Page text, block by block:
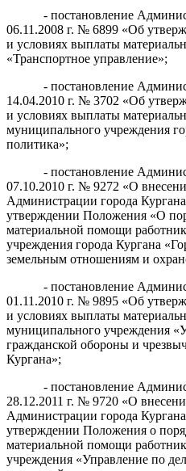
- постановление
06.11.2008 г. № 6899 «Об
и условиях выплаты
«Транспортное управление»;
- постановление
14.04.2010 г. № 3702 «Об
и условиях выплаты
муниципального учреждения
политика»;
- постановление
07.10.2010 г. № 9272 «О
Администрации города
утверждении Положения «О
материальной помощи
учреждения города Кургана
земельным отношениям и
- постановление
01.11.2010 г. № 9895 «Об
и условиях выплаты
муниципального учреждения
гражданской обороны и
Кургана»;
- постановление
28.12.2011 г. № 9720 «О
Администрации города
утверждении Положения о
материальной помощи
учреждения «Управление по